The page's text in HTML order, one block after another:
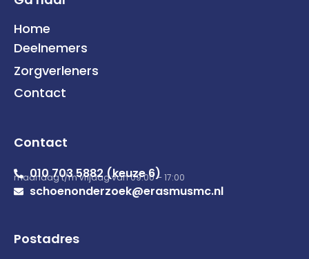
Home
Deelnemers
Zorgverleners
Contact
Contact
010 703 5882 (keuze 6)
maandag t/m vrijdag van 09:00 – 17:00
schoenonderzoek@erasmusmc.nl
Postadres